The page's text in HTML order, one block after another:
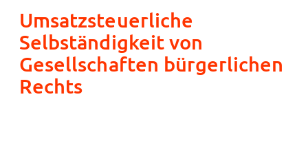
Umsatzsteuerliche
Selbständigkeit von
Gesellschaften bürgerlichen
Rechts